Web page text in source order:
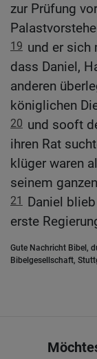
zur Prüfung
19 und er sich
dass Daniel,
anderen
königlichen
20 und sooft
ihren Rat
klüger waren
seinem
21
Daniel
erste
Gute Nachricht Bibel,
Bibelgesellschaft,